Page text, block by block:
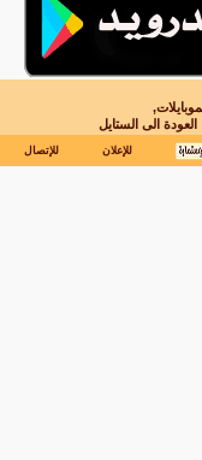
العودة الى الستايل
للإعلان للإتصال